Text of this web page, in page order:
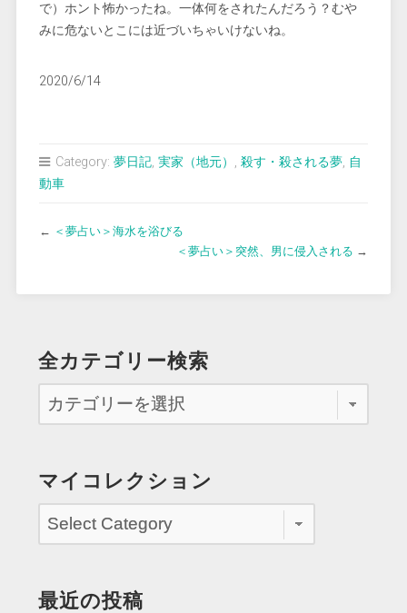
で）ホント怖かったね。一体何をされたんだろう？むや
みに危ないとこには近づいちゃいけないね。
2020/6/14
Category: 夢日記, 実家（地元） , 殺す・殺される夢, 自
動車
← ＜夢占い＞海水を浴びる
＜夢占い＞突然、男に侵入される →
全カテゴリー検索
マイコレクション
最近の投稿